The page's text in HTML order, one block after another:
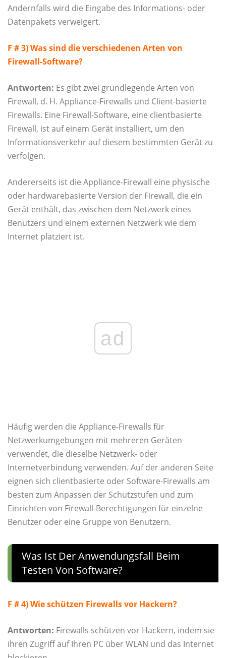
Andernfalls wird die Eingabe des Informations- oder
Datenpakets verweigert.
F # 3) Was sind die verschiedenen Arten von
Firewall-Software?
Antworten: Es gibt zwei grundlegende Arten von
Firewall, d. H. Appliance-Firewalls und Client-basierte
Firewalls. Eine Firewall-Software, eine clientbasierte
Firewall, ist auf einem Gerät installiert, um den
Informationsverkehr auf diesem bestimmten Gerät zu
verfolgen.
Andererseits ist die Appliance-Firewall eine physische
oder hardwarebasierte Version der Firewall, die ein
Gerät enthält, das zwischen dem Netzwerk eines
Benutzers und einem externen Netzwerk wie dem
Internet platziert ist.
ad
Häufig werden die Appliance-Firewalls für
Netzwerkumgebungen mit mehreren Geräten
verwendet, die dieselbe Netzwerk- oder
Internetverbindung verwenden. Auf der anderen Seite
eignen sich clientbasierte oder Software-Firewalls am
besten zum Anpassen der Schutzstufen und zum
Einrichten von Firewall-Berechtigungen für einzelne
Benutzer oder eine Gruppe von Benutzern.
Was Ist Der Anwendungsfall Beim
Testen Von Software?
F # 4) Wie schützen Firewalls vor Hackern?
Antworten: Firewalls schützen vor Hackern, indem sie
ihren Zugriff auf Ihren PC über WLAN und das Internet